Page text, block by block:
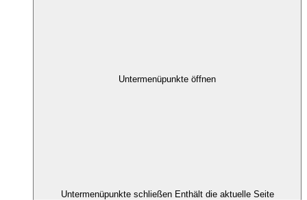
Untermenüpunkte öffnen
Untermenüpunkte schließen Enthält die aktuelle Seite